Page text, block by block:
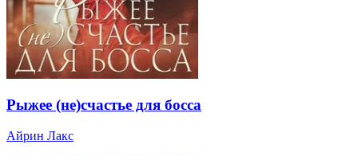
Рыжее (не)счастье для босса
Айрин Лакс